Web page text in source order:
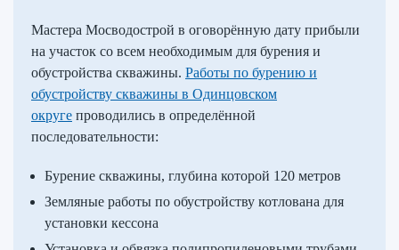
Мастера Мосводострой в оговорённую дату прибыли
на участок со всем необходимым для бурения и
обустройства скважины. Работы по бурению и
обустройству скважины в Одинцовском
округе проводились в определённой
последовательности:
Бурение скважины, глубина которой 120 метров
Земляные работы по обустройству котлована для
установки кессона